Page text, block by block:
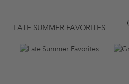
LATE SUMMER FAVORITES